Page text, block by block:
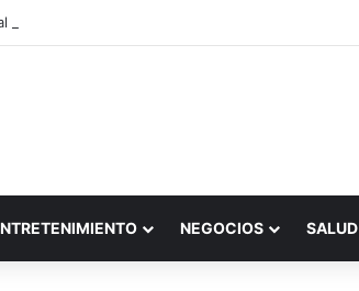
vs. por internet
NEGOCIOS SALUD